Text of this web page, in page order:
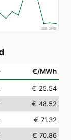
2026-08-08
€/MWh
€ 25.54
€ 48.52
€ 71.32
€ 70.86